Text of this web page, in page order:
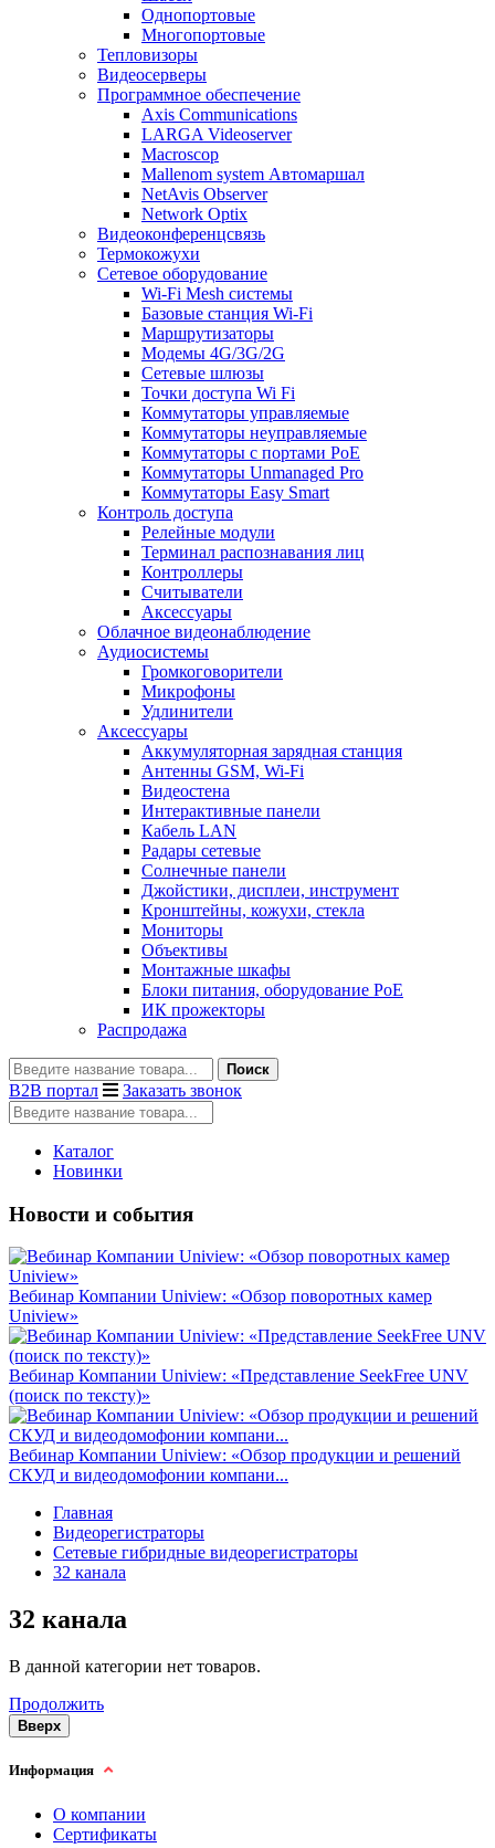
Однопортовые
Многопортовые
Тепловизоры
Видеосерверы
Программное обеспечение
Axis Communications
LARGA Videoserver
Macroscop
Mallenom system Автомаршал
NetAvis Observer
Network Optix
Видеоконференцсвязь
Термокожухи
Сетевое оборудование
Wi-Fi Mesh системы
Базовые станция Wi-Fi
Маршрутизаторы
Модемы 4G/3G/2G
Сетевые шлюзы
Точки доступа Wi Fi
Коммутаторы управляемые
Коммутаторы неуправляемые
Коммутаторы с портами PoE
Коммутаторы Unmanaged Pro
Коммутаторы Easy Smart
Контроль доступа
Релейные модули
Терминал распознавания лиц
Контроллеры
Считыватели
Аксессуары
Облачное видеонаблюдение
Аудиосистемы
Громкоговорители
Микрофоны
Удлинители
Аксессуары
Аккумуляторная зарядная станция
Антенны GSM, Wi-Fi
Видеостена
Интерактивные панели
Кабель LAN
Радары сетевые
Солнечные панели
Джойстики, дисплеи, инструмент
Кронштейны, кожухи, стекла
Мониторы
Объективы
Монтажные шкафы
Блоки питания, оборудование PoE
ИК прожекторы
Распродажа
Поиск
B2B портал Заказать звонок
Каталог
Новинки
Новости и события
Вебинар Компании Uniview: «Обзор поворотных камер
Uniview»
Вебинар Компании Uniview: «Представление SeekFree UNV
(поиск по тексту)»
Вебинар Компании Uniview: «Обзор продукции и решений
СКУД и видеодомофонии компани...
Главная
Видеорегистраторы
Сетевые гибридные видеорегистраторы
32 канала
32 канала
В данной категории нет товаров.
Продолжить
Вверх
Информация
О компании
Сертификаты